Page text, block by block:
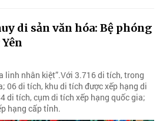
di sản văn hóa: Bệ phóng
linh nhân kiệt”.Với 3.716 di tích, trong
06 di tích, khu di tích được xếp hạng di
di tích, cụm di tích xếp hạng quốc gia;
hạng cấp tỉnh.